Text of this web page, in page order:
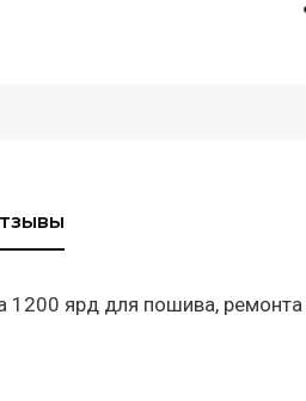
1200 ярд для пошива,